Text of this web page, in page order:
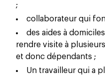
;
collaborateur qui
des aides à
rendre visite à
et donc dépendants ;
Un travailleur qui a